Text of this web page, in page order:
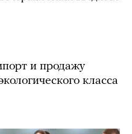
и продажу
класса